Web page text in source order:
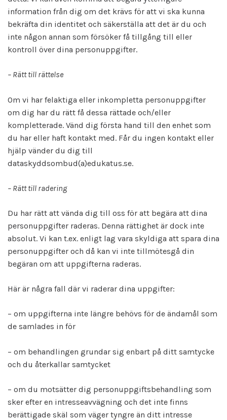
information från dig om det krävs för att vi ska kunna
bekräfta din identitet och säkerställa att det är du och
inte någon annan som försöker få tillgång till eller
kontroll över dina personuppgifter.
– Rätt till rättelse
Om vi har felaktiga eller inkompletta personuppgifter
om dig har du rätt få dessa rättade och/eller
kompletterade. Vänd dig första hand till den enhet som
du har eller haft kontakt med. Får du ingen kontakt eller
hjälp vänder du dig till
dataskyddsombud(a)edukatus.se.
– Rätt till radering
Du har rätt att vända dig till oss för att begära att dina
personuppgifter raderas. Denna rättighet är dock inte
absolut. Vi kan t.ex. enligt lag vara skyldiga att spara dina
personuppgifter och då kan vi inte tillmötesgå din
begäran om att uppgifterna raderas.
Här är några fall där vi raderar dina uppgifter:
– om uppgifterna inte längre behövs för de ändamål som
de samlades in för
– om behandlingen grundar sig enbart på ditt samtycke
och du återkallar samtycket
– om du motsätter dig personuppgiftsbehandling som
sker efter en intresseavvägning och det inte finns
berättigade skäl som väger tyngre än ditt intresse